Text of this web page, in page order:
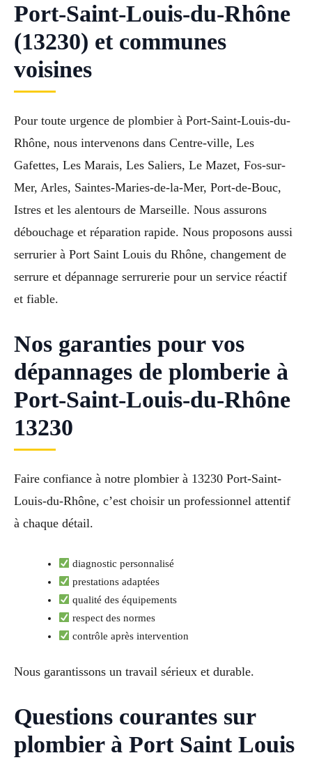
Port-Saint-Louis-du-Rhône
(13230) et communes
voisines
Pour toute urgence de plombier à Port-Saint-Louis-du-
Rhône, nous intervenons dans Centre-ville, Les
Gafettes, Les Marais, Les Saliers, Le Mazet, Fos-sur-
Mer, Arles, Saintes-Maries-de-la-Mer, Port-de-Bouc,
Istres et les alentours de Marseille. Nous assurons
débouchage et réparation rapide. Nous proposons aussi
serrurier à Port Saint Louis du Rhône, changement de
serrure et dépannage serrurerie pour un service réactif
et fiable.
Nos garanties pour vos
dépannages de plomberie à
Port-Saint-Louis-du-Rhône
13230
Faire confiance à notre plombier à 13230 Port-Saint-
Louis-du-Rhône, c’est choisir un professionnel attentif
à chaque détail.
diagnostic personnalisé
prestations adaptées
qualité des équipements
respect des normes
contrôle après intervention
Nous garantissons un travail sérieux et durable.
Questions courantes sur
plombier à Port Saint Louis